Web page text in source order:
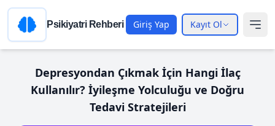
Psikiyatri Rehberi Giriş Yap Kayıt Ol
Depresyondan Çıkmak İçin Hangi İlaç
Kullanılır? İyileşme Yolculuğu ve Doğru
Tedavi Stratejileri